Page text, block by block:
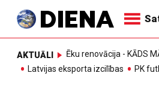
AKTUĀLI Ēku renovācija - KĀDS
Latvijas eksporta izcilības
PK